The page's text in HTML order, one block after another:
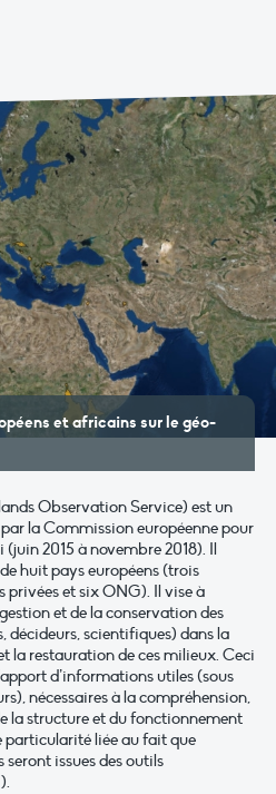
et africains sur le géo-
Observation Service) est un
la Commission européenne pour
2015 à novembre 2018). Il
huit pays européens (trois
privées et six ONG). Il vise à
et de la conservation des
décideurs, scientifiques) dans la
la restauration de ces milieux. Ceci
d’informations utiles (sous
nécessaires à la compréhension,
la structure et du fonctionnement
particularité liée au fait que
seront issues des outils